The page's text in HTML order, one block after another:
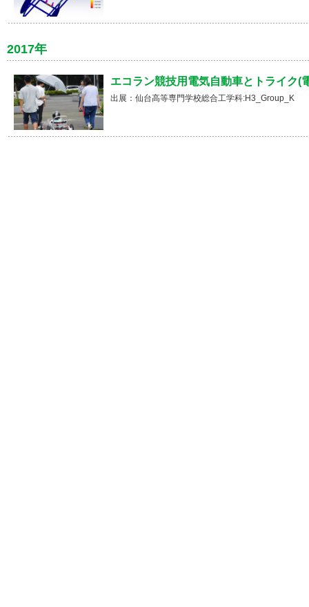
2017年
エコラン競技用電気自動車とトライク(
出展：仙台高等専門学校総合工学科:H3_Group_K